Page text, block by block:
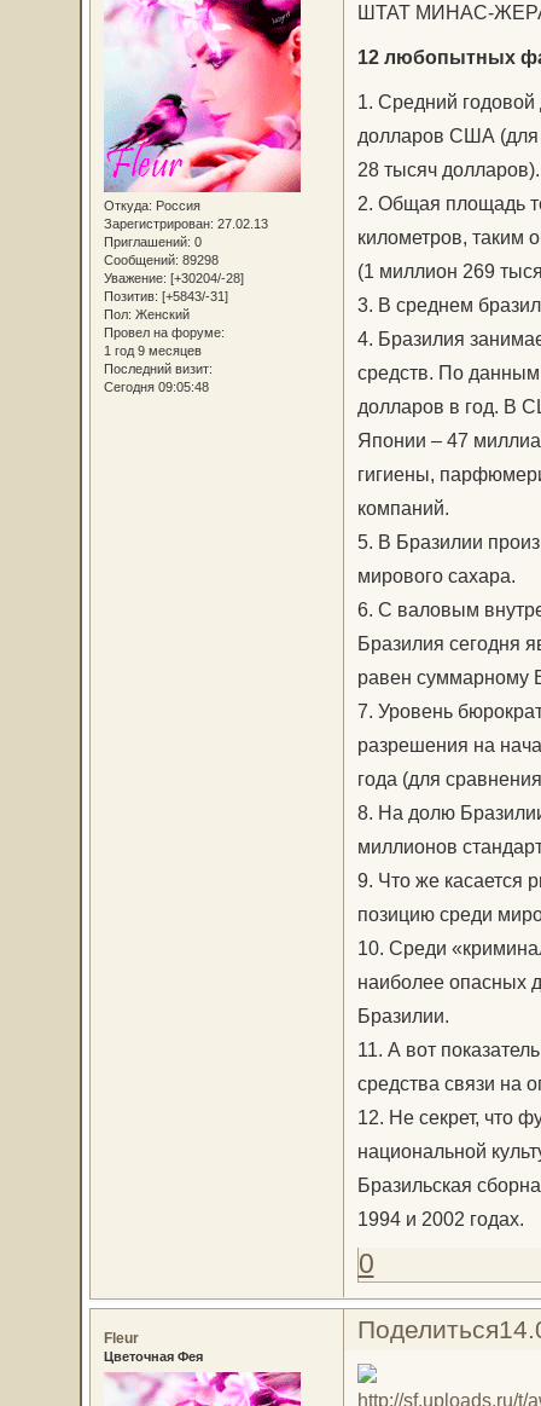
Откуда: Россия
Зарегистрирован: 27.02.13
Приглашений: 0
Сообщений: 89298
Уважение: [+30204/-28]
Позитив: [+5843/-31]
Пол: Женский
Провел на форуме:
1 год 9 месяцев
Последний визит:
Сегодня 09:05:48
ШТАТ МИНАС-
12 любопытных
1. Средний годовой
долларов США (для
28 тысяч долларов).
2. Общая площадь
километров, таким
(1 миллион 269
3. В среднем
4. Бразилия
средств. По данным
долларов в год. В
Японии – 47
гигиены,
компаний.
5. В Бразилии
мирового сахара.
6. С валовым
Бразилия сегодня
равен суммарному
7. Уровень
разрешения на
года (для
8. На долю
миллионов
9. Что же касается
позицию среди
10. Среди
наиболее опасных
Бразилии.
11. А вот
средства связи на
12. Не секрет, что
национальной
Бразильская
1994 и 2002 годах.
0
Поделиться
Fleur
Цветочная Фея